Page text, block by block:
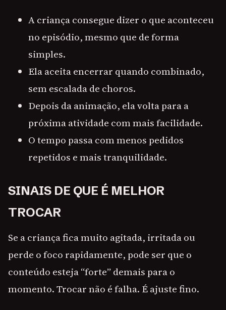
A criança consegue dizer o que aconteceu
no episódio, mesmo que de forma
simples.
Ela aceita encerrar quando combinado,
sem escalada de choros.
Depois da animação, ela volta para a
próxima atividade com mais facilidade.
O tempo passa com menos pedidos
repetidos e mais tranquilidade.
SINAIS DE QUE É MELHOR
TROCAR
Se a criança fica muito agitada, irritada ou
perde o foco rapidamente, pode ser que o
conteúdo esteja “forte” demais para o
momento. Trocar não é falha. É ajuste fino.